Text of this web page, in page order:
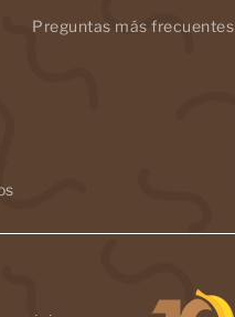
Preguntas más frecuentes